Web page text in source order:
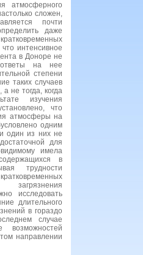
атмосферного
сложен,
почти
даже
интенсивное
в Доноре не
ответы на нее
степени
таких случаев
не тогда, когда
изучения
что
атмосферы на
одним
один из них не
для
имела
в
трудности
загрязнения
исследовать
длительного
в гораздо
случае
возможностей
направлении